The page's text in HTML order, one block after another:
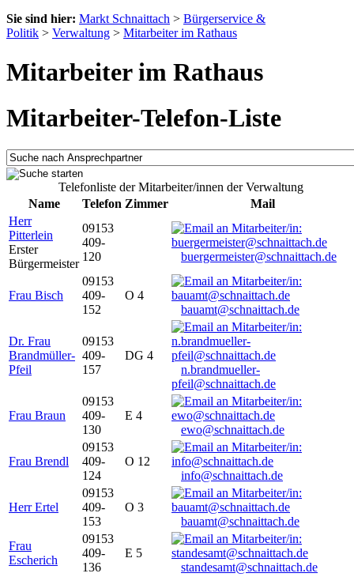
Sie sind hier: Markt Schnaittach > Bürgerservice &
Politik > Verwaltung > Mitarbeiter im Rathaus
Mitarbeiter im Rathaus
Mitarbeiter-Telefon-Liste
Telefonliste der Mitarbeiter/innen der Verwaltung
Name
Telefon Zimmer
Mail
Herr
Pitterlein
Erster
Bürgermeister
09153
409-
120
buergermeister@schnaittach.de
Frau Bisch
09153
409-
152
O 4
bauamt@schnaittach.de
Dr. Frau
Brandmüller-
Pfeil
09153
409-
157
DG 4
n.brandmueller-
pfeil@schnaittach.de
Frau Braun
09153
409-
130
E 4
ewo@schnaittach.de
Frau Brendl
09153
409-
124
O 12
info@schnaittach.de
Herr Ertel
09153
409-
153
O 3
bauamt@schnaittach.de
Frau
Escherich
09153
409-
136
E 5
standesamt@schnaittach.de